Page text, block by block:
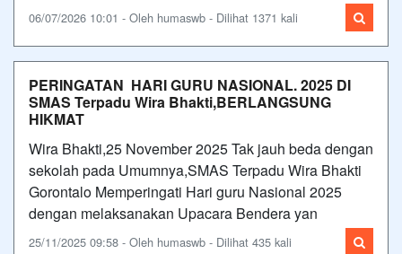
06/07/2026 10:01 - Oleh humaswb - Dilihat 1371 kali
PERINGATAN HARI GURU NASIONAL. 2025 DI
SMAS Terpadu Wira Bhakti,BERLANGSUNG
HIKMAT
Wira Bhakti,25 November 2025 Tak jauh beda dengan
sekolah pada Umumnya,SMAS Terpadu Wira Bhakti
Gorontalo Memperingati Hari guru Nasional 2025
dengan melaksanakan Upacara Bendera yan
25/11/2025 09:58 - Oleh humaswb - Dilihat 435 kali